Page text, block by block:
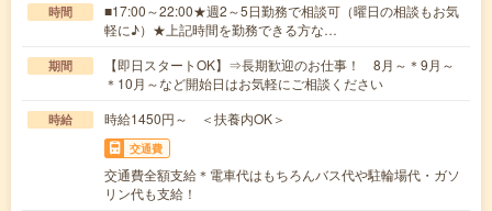
時間
■17:00～22:00★週2～5日勤務で相談可（曜日の相談もお気
軽に♪）★上記時間を勤務できる方な…
期間
【即日スタートOK】⇒長期歓迎のお仕事！ 8月～＊9月～
＊10月～など開始日はお気軽にご相談ください
時給 時給1450円～ ＜扶養内OK＞
交通費
交通費全額支給＊電車代はもちろんバス代や駐輪場代・ガソ
リン代も支給！